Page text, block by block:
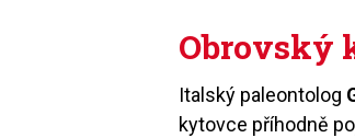
Obrovský
Italský paleontolog
kytovce příhodně